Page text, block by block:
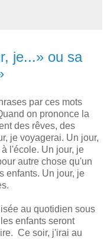
je...» ou sa
par ces mots
on prononce la
des rêves, des
je voyagerai. Un jour,
l'école. Un jour, je
autre chose qu'un
enfants. Un jour, je
au quotidien sous
enfants seront
Ce soir, j'irai au